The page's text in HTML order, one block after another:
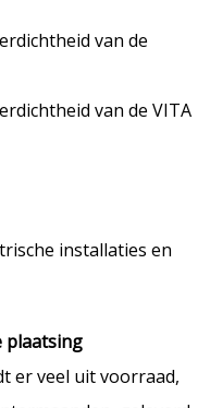
van de
van de VITA
installaties en
plaatsing
er veel uit voorraad,